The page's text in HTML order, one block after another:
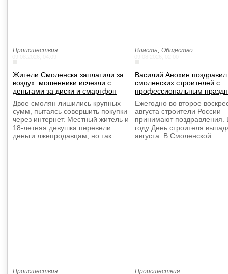
Происшествия
Жители Смоленска заплатили за
воздух: мошенники исчезли с
деньгами за диски и смартфон
Двое смолян лишились крупных
сумм, пытаясь совершить покупки
через интернет. Местный житель и
18-летняя девушка перевели
деньги лжепродавцам, но так…
Власть Общество
Василий Анохин поздравил
смоленских строителей с
профессиональным
Ежегодно во второе
августа строители России
принимают поздравления.
году День строителя
августа. В Смоленской…
Происшествия Происшествия